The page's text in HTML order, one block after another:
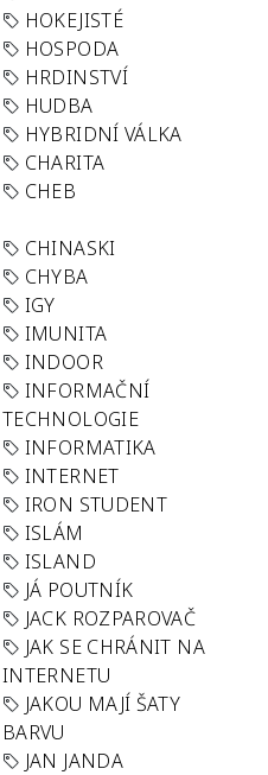
HOKEJISTÉ
HOSPODA
HRDINSTVÍ
HUDBA
HYBRIDNÍ VÁLKA
CHARITA
CHEB
CHINASKI
CHYBA
IGY
IMUNITA
INDOOR
INFORMAČNÍ
TECHNOLOGIE
INFORMATIKA
INTERNET
IRON STUDENT
ISLÁM
ISLAND
JÁ POUTNÍK
JACK ROZPAROVAČ
JAK SE CHRÁNIT NA
INTERNETU
JAKOU MAJÍ ŠATY
BARVU
JAN JANDA